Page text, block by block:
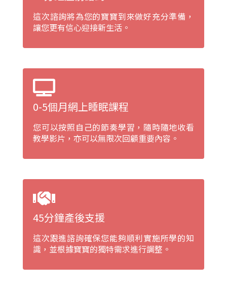
這次諮詢將為您的寶寶到來做好充分準備，
讓您更有信心迎接新生活。
0-5個月網上睡眠課程
您可以按照自己的節奏學習，隨時隨地收看
教學影片，亦可以無限次回顧重要內容。
45分鐘產後支援
這次跟進諮詢確保您能夠順利實施所學的知
識，並根據寶寶的獨特需求進行調整。